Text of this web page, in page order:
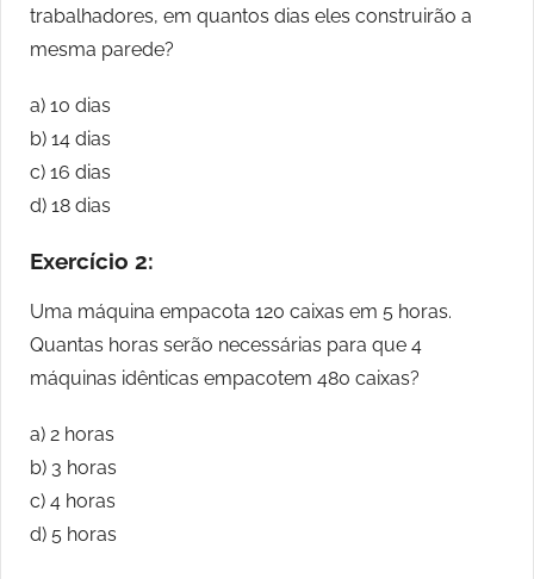
trabalhadores, em quantos dias eles construirão a
mesma parede?
a) 10 dias
b) 14 dias
c) 16 dias
d) 18 dias
Exercício 2:
Uma máquina empacota 120 caixas em 5 horas.
Quantas horas serão necessárias para que 4
máquinas idênticas empacotem 480 caixas?
a) 2 horas
b) 3 horas
c) 4 horas
d) 5 horas